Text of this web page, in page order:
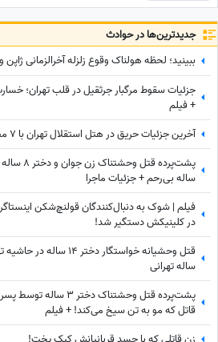
جدید‌ترین‌ها در حوادث
ببینید؛ لحظه هولناک وقوع زلزله آخرالزمانی
+ فیلم
آخرین جزئیات حریق در هتل استقلال تهران با 7 مصدوم
ساله بی‌رحم + جزئیات ماجرا
فیلم | شوک به دنبال‌کنندگان قولنچ‌شکن
در کلینیکش دستگیر شد!
ساله تهرانی
پشت‌پرده قتل وحشتناک
قاتل که مو به تن سیخ می‌کند! + فیلم